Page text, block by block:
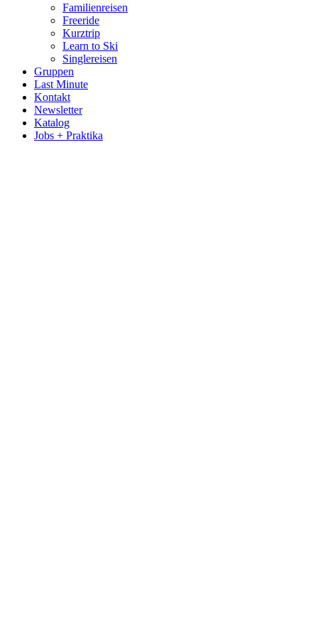
Familienreisen
Freeride
Kurztrip
Learn to Ski
Singlereisen
Gruppen
Last Minute
Kontakt
Newsletter
Katalog
Jobs + Praktika